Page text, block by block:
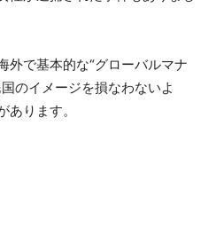
外で基本的な“グローバルマナ
のイメージを損なわないよ
あります。